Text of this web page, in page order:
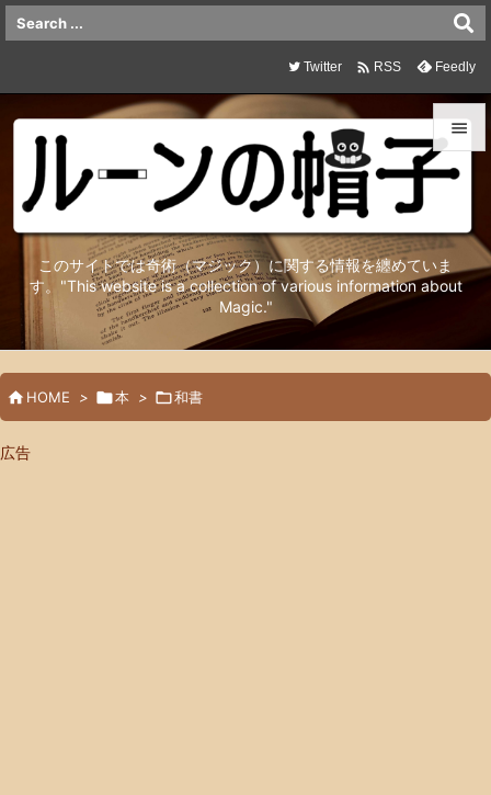
このサイトでは奇術（マジック）に関する情報を纏めていま
す。"This website is a collection of various information about
Magic."



サイド

検索
Twitter  RSS Feedly
 HOME > 本 > 和書
広告